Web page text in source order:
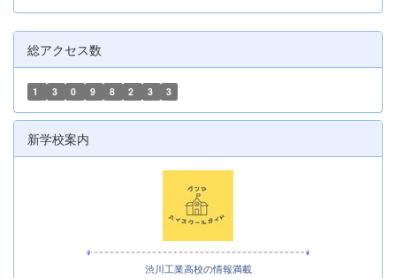
総アクセス数
1 3 0 9 8 2 3 3
新学校案内
渋川工業高校の情報満載